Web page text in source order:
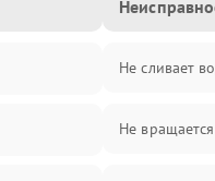
Не сливает
Не